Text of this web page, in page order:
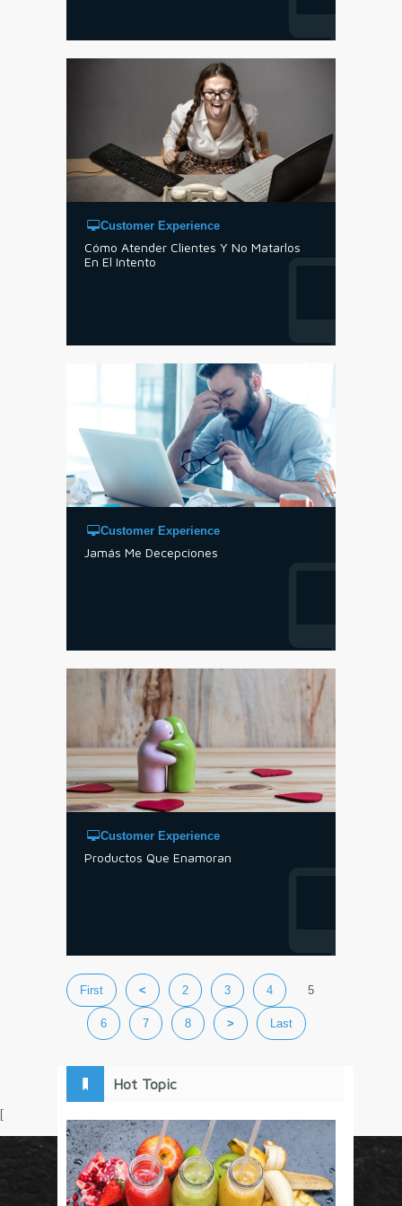
Customer Experience
Cómo Atender Clientes Y No Matarlos
En El Intento
Customer Experience
Jamás Me Decepciones
Customer Experience
Productos Que Enamoran
First < 2 3 4 5
6 7 8 > Last
Hot Topic
[